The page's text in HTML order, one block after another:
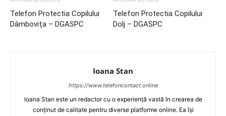
Telefon Protectia Copilului
Dâmboviţa – DGASPC
Telefon Protectia Copilului
Dolj – DGASPC
Ioana Stan
https://www.telefoncontact.online
Ioana Stan este un redactor cu o experiență vastă în crearea de
conținut de calitate pentru diverse platforme online. Ea își